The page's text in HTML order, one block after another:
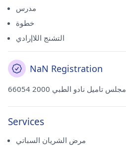
مدرس
خطوة
التشنج اللاإرادي
NaN Registration
66054 مجلس تاميل نادو الطبي 2000
Services
مرض الشريان السباتي